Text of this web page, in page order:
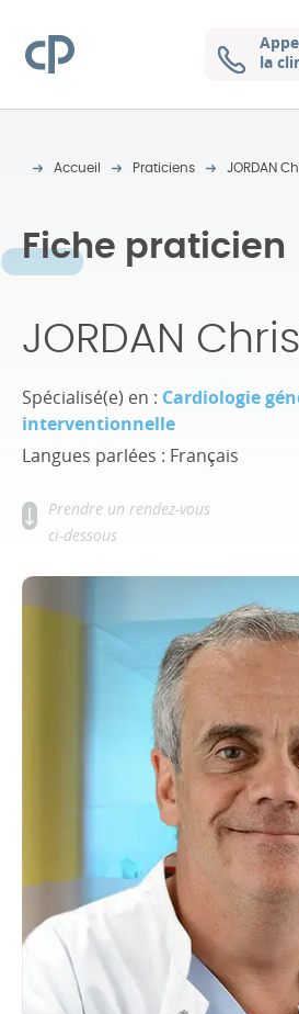
Clinique Pasteur
la
Accueil Praticiens JORDAN
Fiche praticien
JORDAN
Spécialisé(e) en : Cardiologie
interventionnelle
Langues parlées : Français
Prendre un rendez-vous
ci-dessous